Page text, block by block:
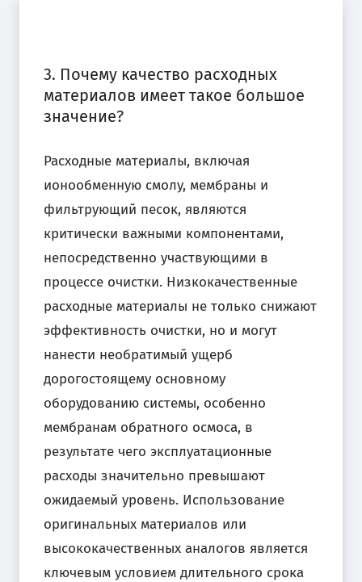
3. Почему качество расходных
материалов имеет такое большое
значение?
Расходные материалы, включая
ионообменную смолу, мембраны и
фильтрующий песок, являются
критически важными компонентами,
непосредственно участвующими в
процессе очистки. Низкокачественные
расходные материалы не только снижают
эффективность очистки, но и могут
нанести необратимый ущерб
дорогостоящему основному
оборудованию системы, особенно
мембранам обратного осмоса, в
результате чего эксплуатационные
расходы значительно превышают
ожидаемый уровень. Использование
оригинальных материалов или
высококачественных аналогов является
ключевым условием длительного срока